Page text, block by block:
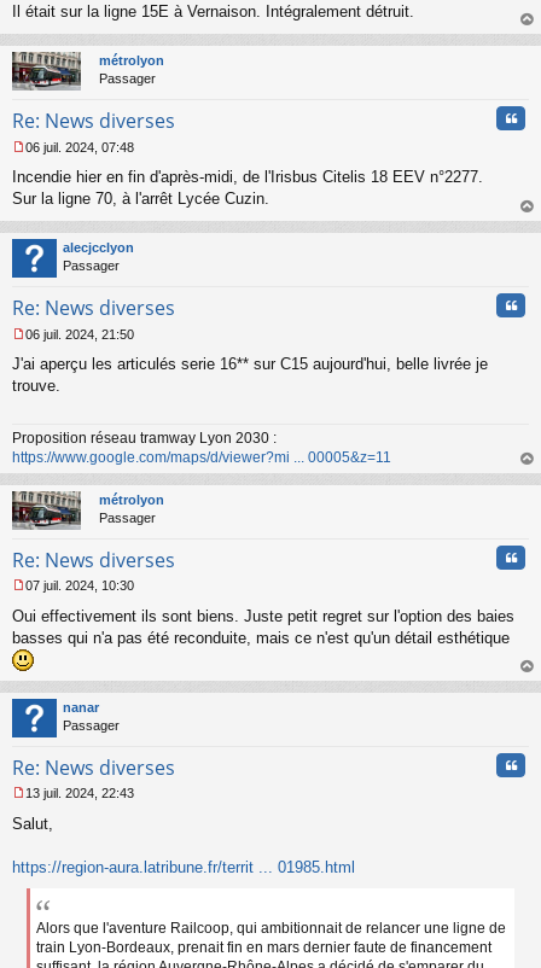
s
a
g
e
o
l
u
Il était sur la ligne 15E à Vernaison. Intégralement détruit.
au
métrolyon
Passager
Re: News diverses
e
s
a
g
e
o
l
u
06 juil. 2024, 07:48
Incendie hier en fin d'après-midi, de l'Irisbus Citelis 18 EEV n°2277.
Sur la ligne 70, à l'arrêt Lycée Cuzin.
au
alecjcclyon
Passager
Re: News diverses
e
s
g
e
n
o
n
l
06 juil. 2024, 21:50
J'ai aperçu les articulés serie 16** sur C15 aujourd'hui, belle livrée je
trouve.
Proposition réseau tramway Lyon 2030 :
https://www.google.com/maps/d/viewer?mi ... 00005&z=11
au
métrolyon
Passager
Re: News diverses
e
s
s
a
e
n
n
u
07 juil. 2024, 10:30
Oui effectivement ils sont biens. Juste petit regret sur l'option des baies
basses qui n'a pas été reconduite, mais ce n'est qu'un détail esthétique
au
nanar
Passager
Re: News diverses
e
s
a
13 juil. 2024, 22:43
Salut,
https://region-aura.latribune.fr/territ ... 01985.html
Alors que l'aventure Railcoop, qui ambitionnait de relancer une ligne de
train Lyon-Bordeaux, prenait fin en mars dernier faute de financement